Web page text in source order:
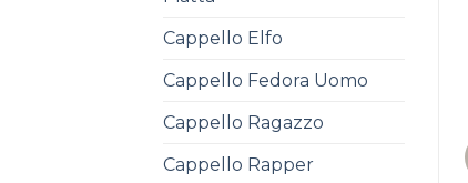
Cappello Elfo
Cappello Fedora Uomo
Cappello Ragazzo
Cappello Rapper